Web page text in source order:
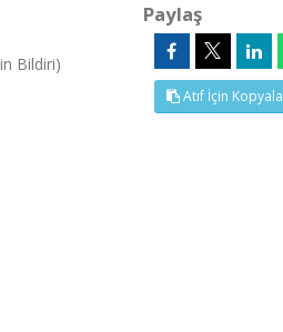
Bildiri)
Paylaş
Atıf İçin Kopyala